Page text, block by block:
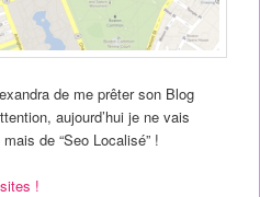
de me prêter son Blog
aujourd’hui je ne vais
de “Seo Localisé” !
!